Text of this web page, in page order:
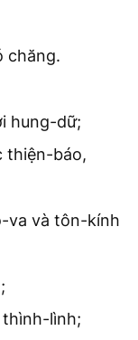
chăng.
hung-dữ;
thiện-báo,
va và tôn-kính
thình-lình;